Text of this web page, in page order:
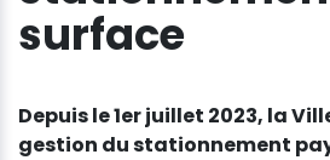
surface
Depuis le 1er juillet 2023, la
gestion du stationnement